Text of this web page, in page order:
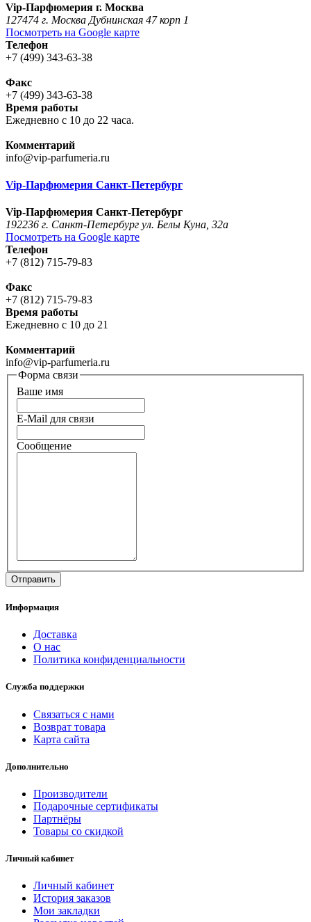
Vip-Парфюмерия г. Москва
127474 г. Москва Дубнинская 47 корп 1
Посмотреть на Google карте
Телефон
+7 (499) 343-63-38
Факс
+7 (499) 343-63-38
Время работы
Ежедневно с 10 до 22 часа.
Комментарий
info@vip-parfumeria.ru
Vip-Парфюмерия Санкт-Петербург
Vip-Парфюмерия Санкт-Петербург
192236 г. Санкт-Петербург ул. Белы Куна, 32а
Посмотреть на Google карте
Телефон
+7 (812) 715-79-83
Факс
+7 (812) 715-79-83
Время работы
Ежедневно с 10 до 21
Комментарий
info@vip-parfumeria.ru
Форма связи
Ваше имя
E-Mail для связи
Сообщение
Информация
Доставка
О нас
Политика конфиденциальности
Служба поддержки
Связаться с нами
Возврат товара
Карта сайта
Дополнительно
Производители
Подарочные сертификаты
Партнёры
Товары со скидкой
Личный кабинет
Личный кабинет
История заказов
Мои закладки